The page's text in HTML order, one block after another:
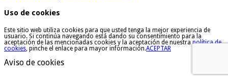
Uso de cookies
Este sitio web utiliza cookies para que usted tenga la mejor experiencia de
usuario. Si continúa navegando está dando su consentimiento para la
aceptación de las mencionadas cookies y la aceptación de nuestrapolítica de
cookies, pinche el enlace para mayor información.ACEPTAR
Aviso de cookies